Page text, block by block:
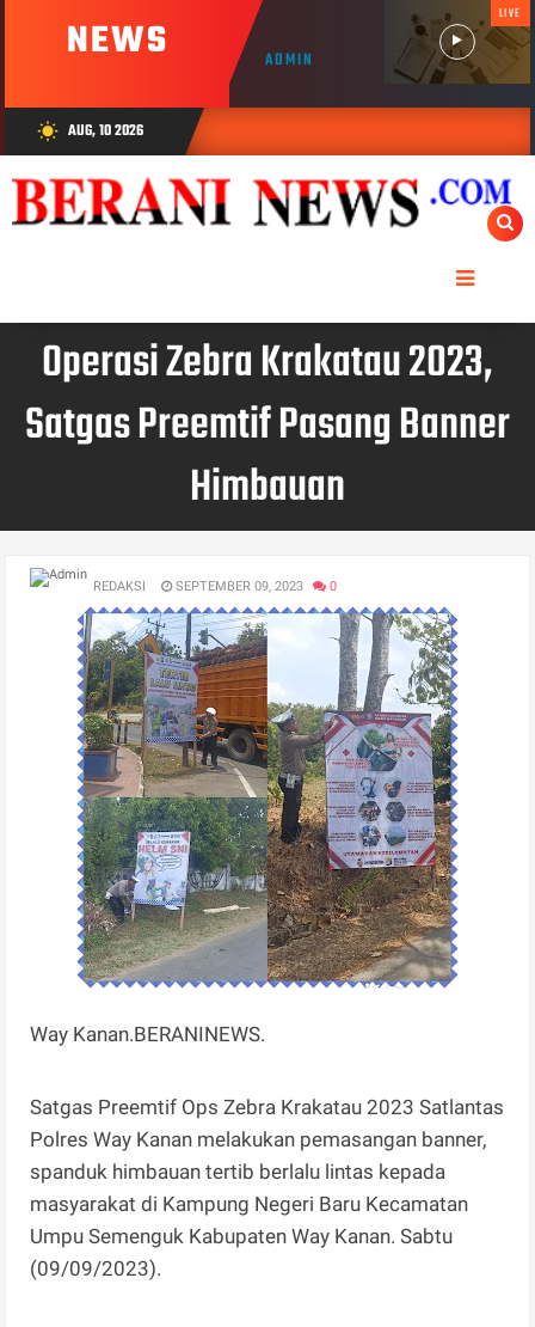
NEWS ADMIN
LIVE
wb_sunny AUG, 10 2026
Operasi Zebra Krakatau 2023,
Satgas Preemtif Pasang Banner
Himbauan
REDAKSI SEPTEMBER 09, 2023 0
Way Kanan.BERANINEWS.
Satgas Preemtif Ops Zebra Krakatau 2023 Satlantas
Polres Way Kanan melakukan pemasangan banner,
spanduk himbauan tertib berlalu lintas kepada
masyarakat di Kampung Negeri Baru Kecamatan
Umpu Semenguk Kabupaten Way Kanan. Sabtu
(09/09/2023).